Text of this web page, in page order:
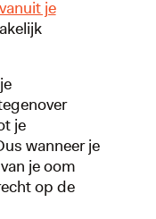
vanuit je
je
wanneer je
je oom
op de